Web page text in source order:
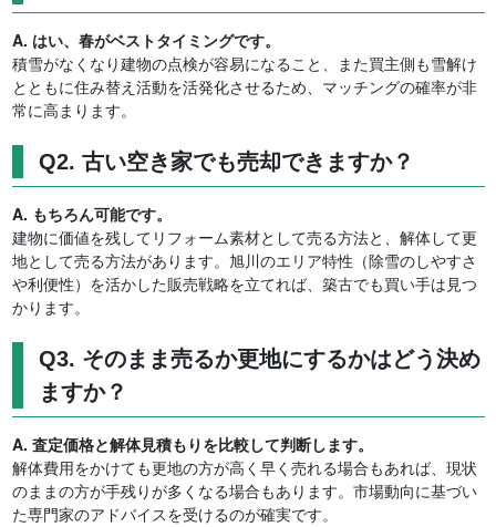
A. はい、春がベストタイミングです。
積雪がなくなり建物の点検が容易になること、また買主側も雪解け
とともに住み替え活動を活発化させるため、マッチングの確率が非
常に高まります。
Q2. 古い空き家でも売却できますか？
A. もちろん可能です。
建物に価値を残してリフォーム素材として売る方法と、解体して更
地として売る方法があります。旭川のエリア特性（除雪のしやすさ
や利便性）を活かした販売戦略を立てれば、築古でも買い手は見つ
かります。
Q3. そのまま売るか更地にするかはどう決め
ますか？
A. 査定価格と解体見積もりを比較して判断します。
解体費用をかけても更地の方が高く早く売れる場合もあれば、現状
のままの方が手残りが多くなる場合もあります。市場動向に基づい
た専門家のアドバイスを受けるのが確実です。